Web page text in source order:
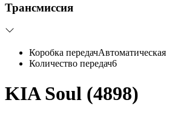
Трансмиссия
Коробка передачАвтоматическая
Количество передач6
KIA Soul (4898)